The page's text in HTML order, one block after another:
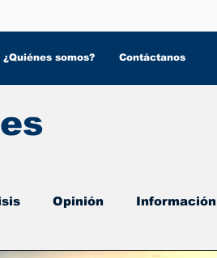
¿Quiénes somos? Contáctanos
Opinión Información